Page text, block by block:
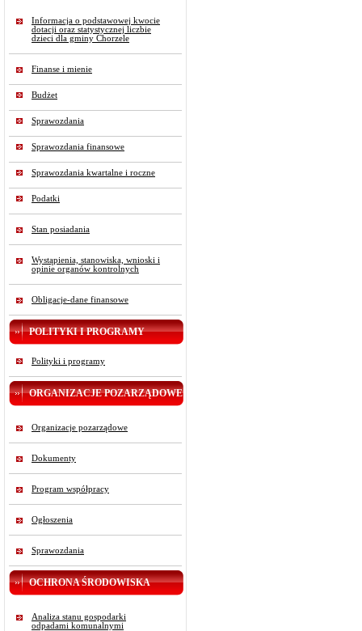
Informacja o podstawowej kwocie
dotacji oraz statystycznej liczbie
dzieci dla gminy Chorzele
Finanse i mienie
Budżet
Sprawozdania
Sprawozdania finansowe
Sprawozdania kwartalne i roczne
Podatki
Stan posiadania
Wystąpienia, stanowiska, wnioski i
opinie organów kontrolnych
Obligacje-dane finansowe
POLITYKI I PROGRAMY
Polityki i programy
ORGANIZACJE POZARZĄDOWE
Organizacje pozarządowe
Dokumenty
Program współpracy
Ogłoszenia
Sprawozdania
OCHRONA ŚRODOWISKA
Analiza stanu gospodarki
odpadami komunalnymi